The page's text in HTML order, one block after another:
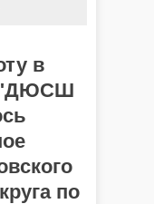
в
"ДЮСШ
по